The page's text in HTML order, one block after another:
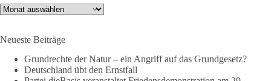
Von der NATO wird behauptet, sie sei das wichtigste
Die Gipfelerklärung liest sich jedoch wie ein Protokoll einer
industriellen Kriegskonferenz:
Archiv
Neueste Beiträge
Grundrechte der Natur – ein Angriff auf das Grundgesetz?
Deutschland übt den Ernstfall